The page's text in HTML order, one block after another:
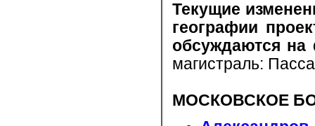
Текущие
географии
обсуждаются
магистраль:
МОСКОВСКОЕ